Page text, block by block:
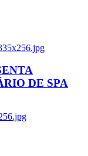
DE SPA